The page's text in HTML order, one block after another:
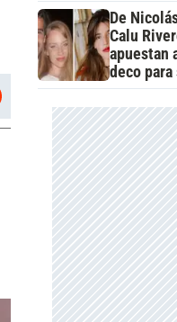
De
Calu
apuestan
deco para